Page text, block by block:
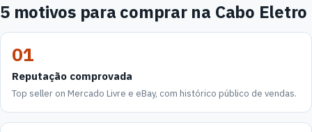
5 motivos para comprar na Cabo Eletro
01
Reputação comprovada
Top seller on Mercado Livre e eBay, com histórico público de vendas.